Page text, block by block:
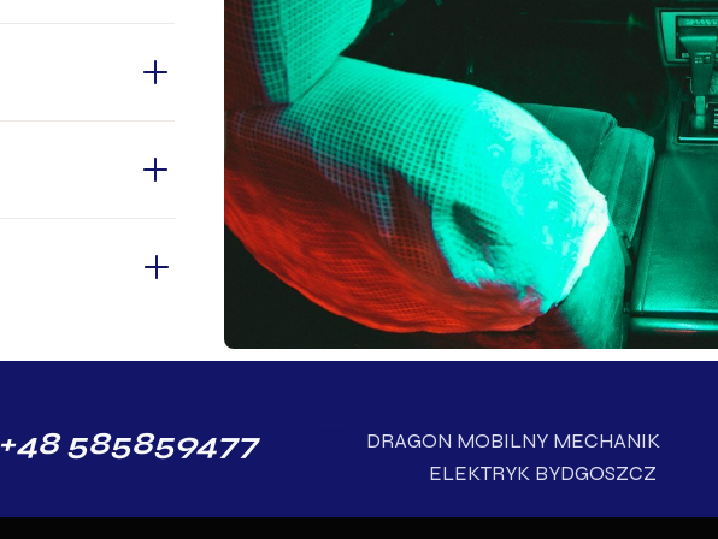
DRAGON MOBILNY
ELEKTRYK BYDGOSZCZ
+48 585859477